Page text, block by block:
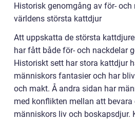
Historisk genomgång av för- och
världens största kattdjur
Att uppskatta de största
har fått både för- och nackdelar
Historiskt sett har stora kattdjur
människors fantasier och har
och makt. Å andra sidan har
med konflikten mellan att
människors liv och boskapsdjur.